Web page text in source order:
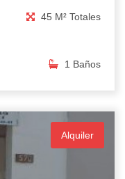
45 M² Totales
1 Baños
Alquiler